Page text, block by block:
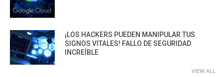
¡LOS HACKERS PUEDEN MANIPULAR TUS
SIGNOS VITALES! FALLO DE SEGURIDAD
INCREÍBLE
VIEW ALL